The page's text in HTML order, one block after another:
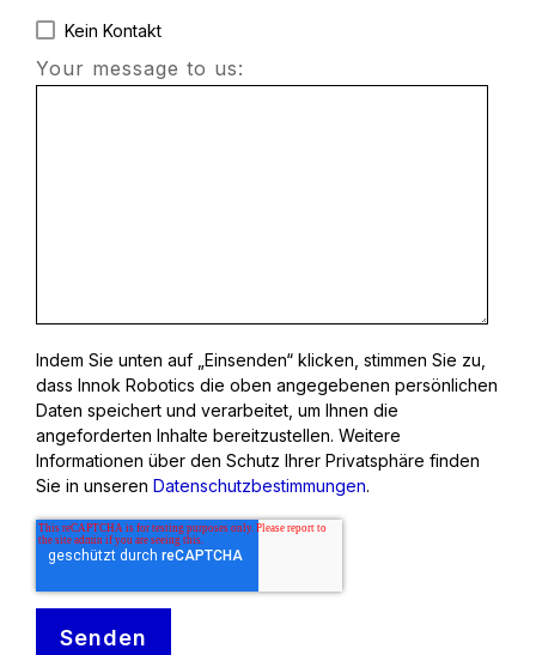
Kein Kontakt
Your message to us:
Indem Sie unten auf „Einsenden“ klicken, stimmen Sie zu,
dass Innok Robotics die oben angegebenen persönlichen
Daten speichert und verarbeitet, um Ihnen die
angeforderten Inhalte bereitzustellen. Weitere
Informationen über den Schutz Ihrer Privatsphäre finden
Sie in unseren Datenschutzbestimmungen.